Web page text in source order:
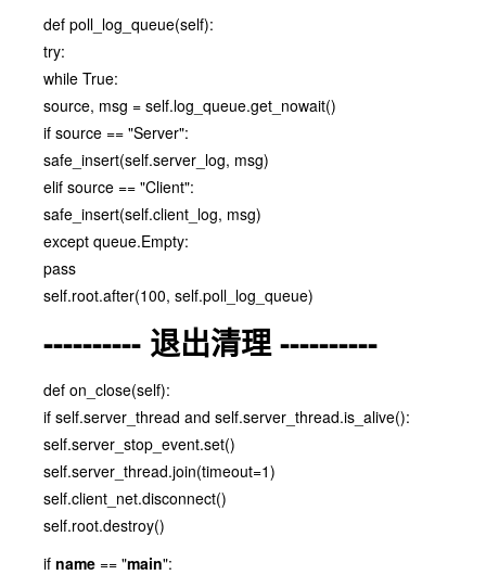
def poll_log_queue(self):
try:
while True:
source, msg = self.log_queue.get_nowait()
if source == "Server":
safe_insert(self.server_log, msg)
elif source == "Client":
safe_insert(self.client_log, msg)
except queue.Empty:
pass
self.root.after(100, self.poll_log_queue)
---------- 退出清理 ----------
def on_close(self):
if self.server_thread and self.server_thread.is_alive():
self.server_stop_event.set()
self.server_thread.join(timeout=1)
self.client_net.disconnect()
self.root.destroy()
if name == "main":